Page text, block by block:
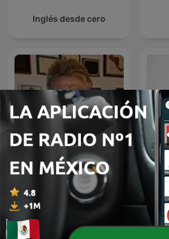
Inglés desde cero
Rosa Argentina Rivas
Lacayo